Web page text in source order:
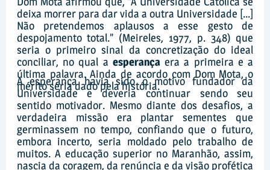
deixa morrer para dar vida a outra Universidade [...]
Não pretendemos aplausos a esse gesto de
despojamento total.” (Meireles, 1977, p. 348) que
seria o primeiro sinal da concretização do ideal
conciliar, no qual a esperançaera a primeira e a
última palavra. Ainda de acordo com Dom Mota, o
mérito seria dado pela história.
A esperança havia sido o motivo fundador da
Universidade e deveria continuar sendo seu
sentido motivador. Mesmo diante dos desafios, a
verdadeira missão era plantar sementes que
germinassem no tempo, confiando que o futuro,
embora incerto, seria moldado pelo trabalho de
muitos. A educação superior no Maranhão, assim,
nascia da coragem, da renúncia e da visão profética